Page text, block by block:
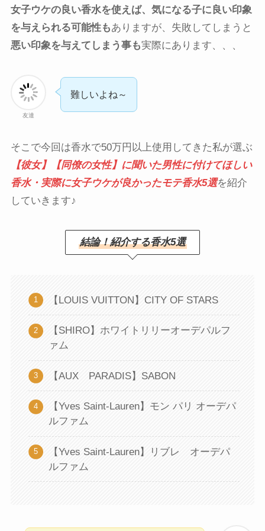
女子ウケの良い香水を使えば、気になる子に良い印象
を与えられる可能性もありますが、失敗してしまうと
悪い印象を与えてしまう事も実際にあります、、、
友達
難しいよね～
そこで今回は香水で50万円以上使用してきた私が選ぶ
【彼女】【同僚の女性】に聞いた男性に付けてほしい
香水・実際に女子ウケが良かったモテ香水5選を紹介
していきます♪
結論！紹介する香水5選
【LOUIS VUITTON】CITY OF STARS
【SHIRO】ホワイトリリーオーデパルフ
ァム
【AUX PARADIS】SABON
【Yves Saint-Lauren】モン パリ オーデパ
ルファム
【Yves Saint-Lauren】リブレ オーデパ
ルファム